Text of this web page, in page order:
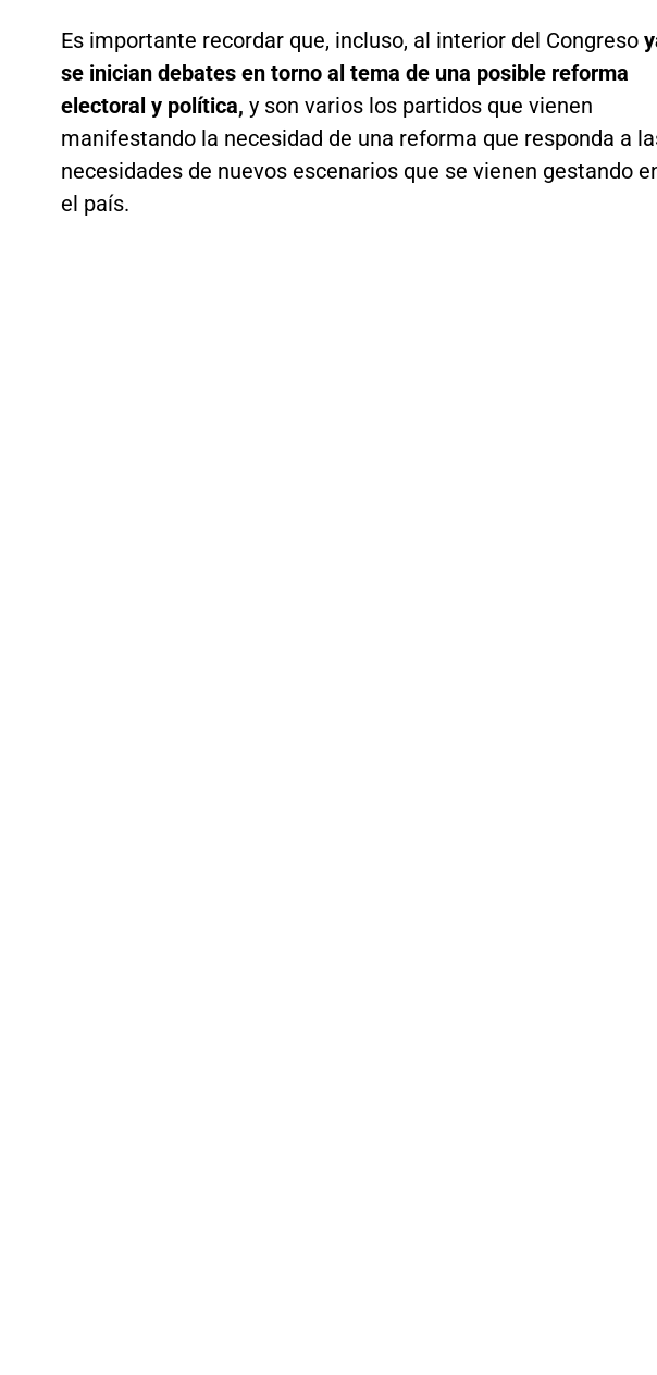
Es importante recordar que, incluso, al interior del Congreso
se inician debates en torno al tema de una posible reforma
electoral y política, y son varios los partidos que vienen
manifestando la necesidad de una reforma que responda a
necesidades de nuevos escenarios que se vienen gestando
el país.